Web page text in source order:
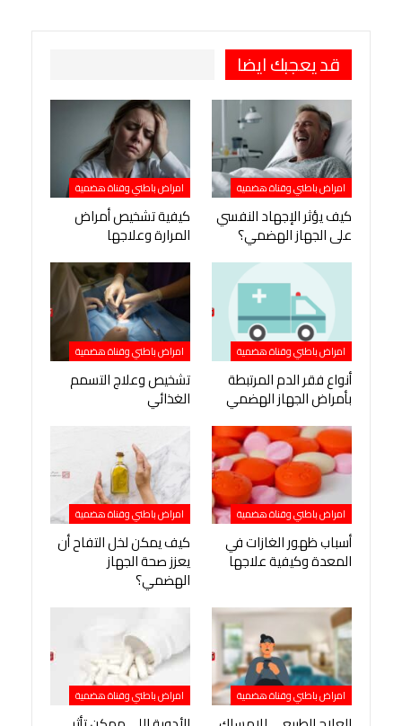
قد يعجبك ايضا
امراض باطني وقناة هضمية
كيف يؤثر الإجهاد النفسي
على الجهاز الهضمي؟
امراض باطني وقناة هضمية
كيفية تشخيص أمراض
المرارة وعلاجها
امراض باطني وقناة هضمية
أنواع فقر الدم المرتبطة
بأمراض الجهاز الهضمي
امراض باطني وقناة هضمية
تشخيص وعلاج التسمم
الغذائي
امراض باطني وقناة هضمية
أسباب ظهور الغازات في
المعدة وكيفية علاجها
امراض باطني وقناة هضمية
كيف يمكن لخل التفاح أن
يعزز صحة الجهاز
الهضمي؟
امراض باطني وقناة هضمية امراض باطني وقناة هضمية